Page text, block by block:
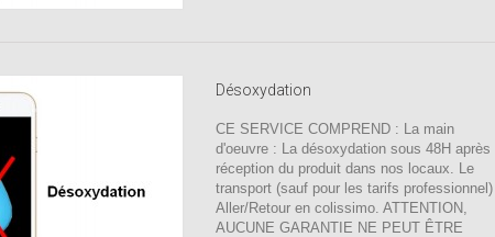
Désoxydation
CE SERVICE COMPREND : La main
d'oeuvre : La désoxydation sous 48H après
réception du produit dans nos locaux. Le
transport (sauf pour les tarifs professionnel)
Aller/Retour en colissimo. ATTENTION,
AUCUNE GARANTIE NE PEUT ÊTRE